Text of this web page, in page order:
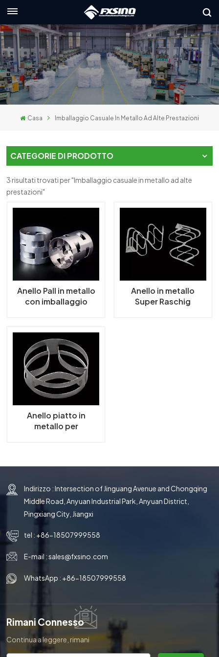
本語
Casa Imballaggio Casuale In Metallo Ad Alte Prestazioni
CATEGORIE DI PRODOTTO
3 risultati trovati per "Imballaggio casuale in metallo ad alte
prestazioni"
Anello Pall in metallo
con imballaggio
Anello in metallo
Super Raschig
Anello piatto in
metallo per
Indirizzo : Intersection of Jinguang Avenue and Chongqing
Middle Road, Anyuan Industrial Park, Anyuan District,
Pingxiang City, Jiangxi
tel : +86-18507999558
E-mail :sales@fxsino.com
WhatsApp : +86-18507999558
Rimani Connesso
Continua a leggere, rimani
aggiornato, iscriviti e ti